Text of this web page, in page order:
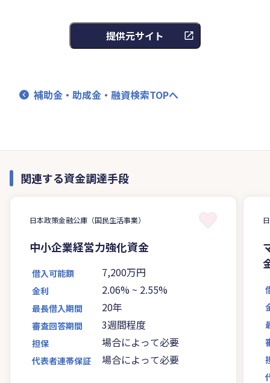
提供元サイト
補助金・助成金・融資検索TOPへ
関連する資金調達手段
日本政策金融公庫（国民生活事業）
中小企業経営力強化資金
借入可能額 7,200万円
金利 2.06% ~ 2.55%
最長借入期間 20年
審査回答期間 3週間程度
担保 場合によって必要
代表者連帯保証 場合によって必要